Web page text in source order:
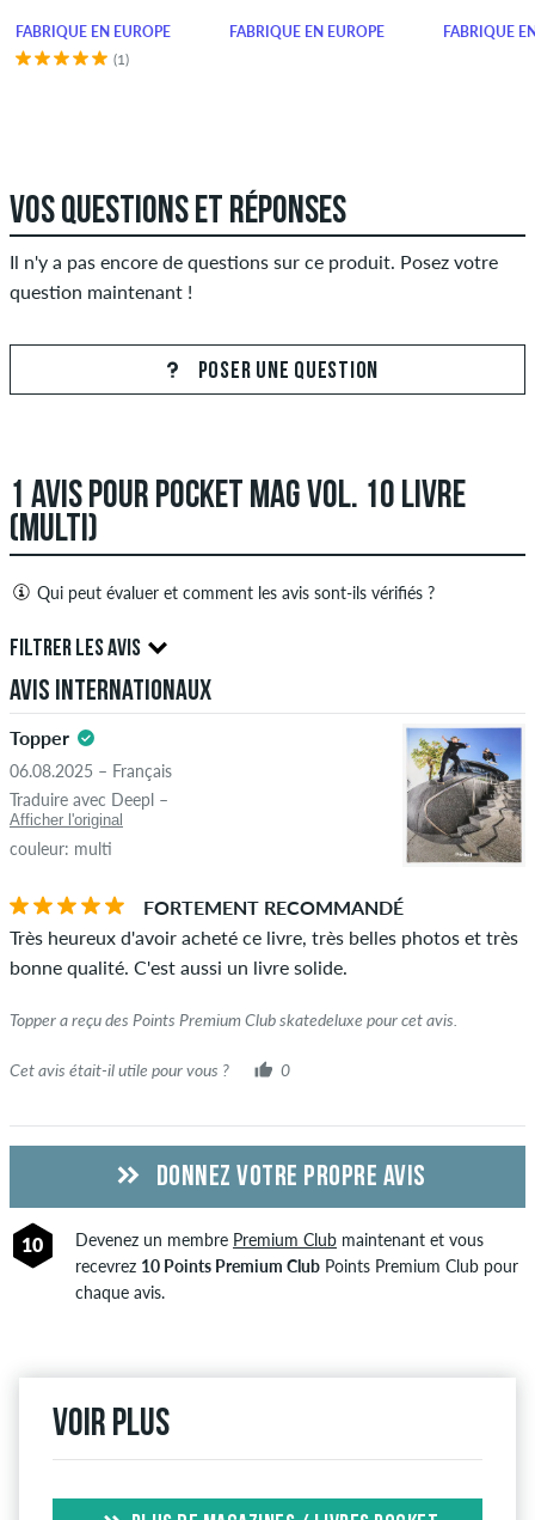
FABRIQUÉ EN EUROPE
(1)
FABRIQUÉ EN EUROPE FABRIQUÉ
VOS QUESTIONS ET RÉPONSES
Il n'y a pas encore de questions sur ce produit. Posez votre
question maintenant !
POSER UNE QUESTION
1 AVIS POUR POCKET MAG VOL. 10 LIVRE
(MULTI)
Qui peut évaluer et comment les avis sont-ils vérifiés ?
Seules les personnes ayant un compte client skatedeluxe
examen. Nous publions des critiques positives et négatives.
Les avis avec un contenu insultant ou obscène et les avis qui
violent la loi applicable ou les droits d'auteur ainsi que
contenant du spam et de la publicité de tiers ne seront pas
publiés. La note en étoiles d'un élément affiche la moyenne de
toutes les notes.
Si l'avis provient d'une personne qui a effectivement acheté
cet article, vous pouvez le voir grâce à l'encoche verte à côté
du nom avec les mots "achat vérifié". Pour ces personnes,
avis sans encoche verte, nous ne pouvons pas garantir que la
FILTRER LES AVIS
5.0
ÉTOILES
Avis internationaux
Topper
06.08.2025 – Français
Traduire avec Deepl –
Afficher l'original
couleur: multi
FORTEMENT RECOMMANDÉ
Très heureux d'avoir acheté ce livre, très belles photos et très
bonne qualité. C'est aussi un livre solide.
Topper a reçu des Points Premium Club skatedeluxe pour cet avis.
Cet avis était-il utile pour vous ? 0
DONNEZ VOTRE PROPRE AVIS
10 Devenez un membre Premium Clubmaintenant et vous
recevrez 10 Points Premium ClubPoints Premium Club pour
chaque avis.
Voir plus